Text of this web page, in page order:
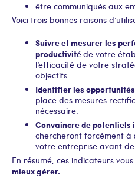
être communiqués aux
Voici trois bonnes raisons
Suivre et mesurer les
productivitéde votre
l’efficacité de votre
objectifs.
Identifier les
place des mesures
nécessaire.
Convaincre de potentiels
chercheront forcément à
votre entreprise avant
En résumé, ces indicateurs
mieux gérer.